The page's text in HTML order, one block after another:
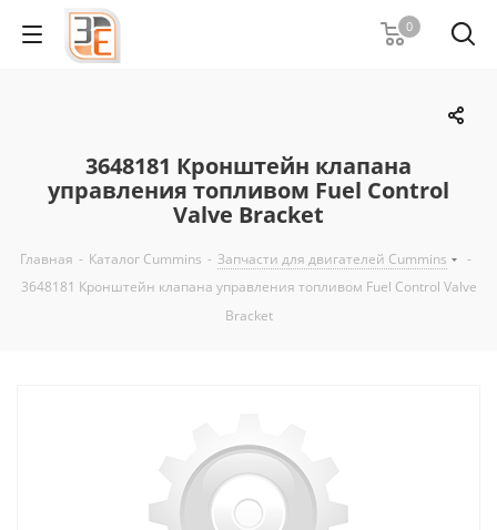
0
3648181 Кронштейн клапана
управления топливом Fuel Control
Valve Bracket
Главная - Каталог Cummins - Запчасти для двигателей Cummins
-
3648181 Кронштейн клапана управления топливом Fuel Control Valve
Bracket